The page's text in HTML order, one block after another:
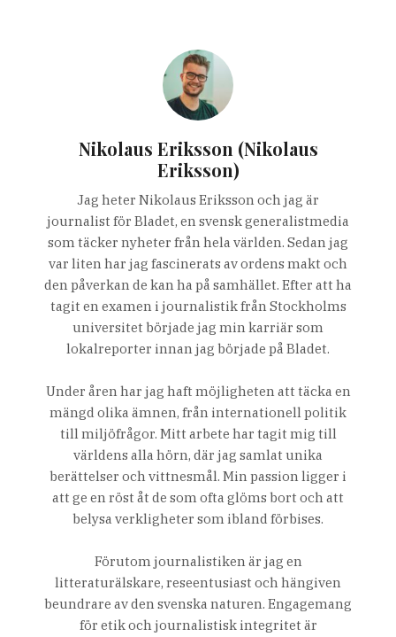
Nikolaus Eriksson (Nikolaus
Eriksson)
Jag heter Nikolaus Eriksson och jag är
journalist för Bladet, en svensk generalistmedia
som täcker nyheter från hela världen. Sedan jag
var liten har jag fascinerats av ordens makt och
den påverkan de kan ha på samhället. Efter att ha
tagit en examen i journalistik från Stockholms
universitet började jag min karriär som
lokalreporter innan jag började på Bladet.
Under åren har jag haft möjligheten att täcka en
mängd olika ämnen, från internationell politik
till miljöfrågor. Mitt arbete har tagit mig till
världens alla hörn, där jag samlat unika
berättelser och vittnesmål. Min passion ligger i
att ge en röst åt de som ofta glöms bort och att
belysa verkligheter som ibland förbises.
Förutom journalistiken är jag en
litteraturälskare, reseentusiast och hängiven
beundrare av den svenska naturen. Engagemang
för etik och journalistisk integritet är